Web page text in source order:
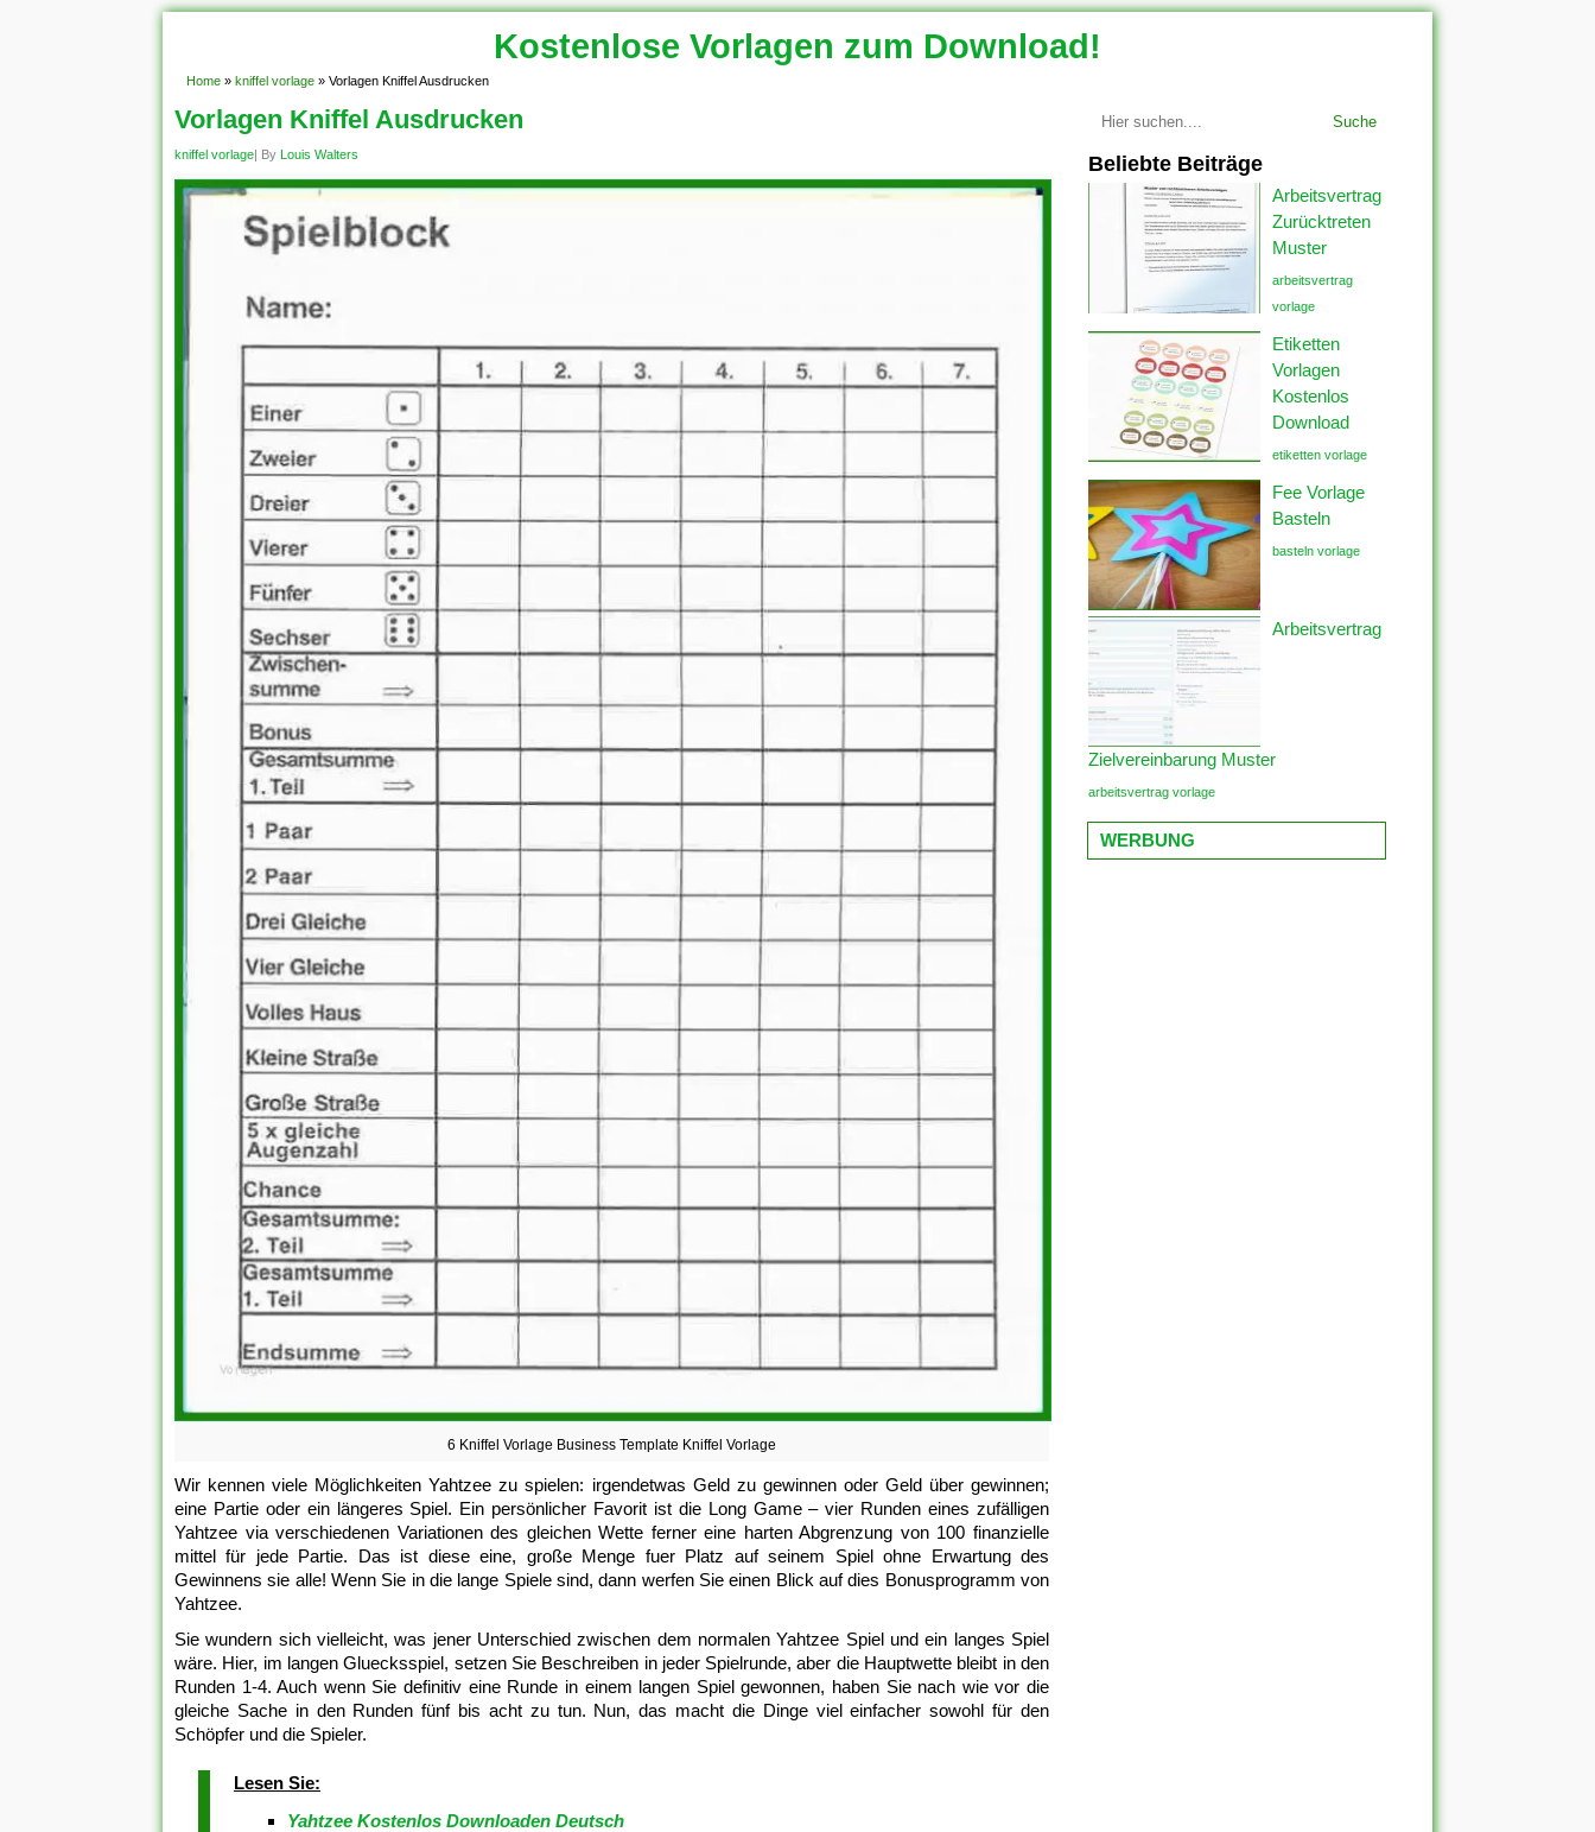
Kostenlose Vorlagen zum Download!
Home » kniffel vorlage » Vorlagen Kniffel Ausdrucken
Vorlagen Kniffel Ausdrucken
kniffel vorlage| By Louis Walters
6 Kniffel Vorlage Business Template Kniffel Vorlage
Wir kennen viele Möglichkeiten Yahtzee zu spielen: irgendetwas Geld zu gewinnen oder Geld über gewinnen;
eine Partie oder ein längeres Spiel. Ein persönlicher Favorit ist die Long Game – vier Runden eines zufälligen
Yahtzee via verschiedenen Variationen des gleichen Wette ferner eine harten Abgrenzung von 100 finanzielle
mittel für jede Partie. Das ist diese eine, große Menge fuer Platz auf seinem Spiel ohne Erwartung des
Gewinnens sie alle! Wenn Sie in die lange Spiele sind, dann werfen Sie einen Blick auf dies Bonusprogramm von
Yahtzee.
Sie wundern sich vielleicht, was jener Unterschied zwischen dem normalen Yahtzee Spiel und ein langes Spiel
wäre. Hier, im langen Gluecksspiel, setzen Sie Beschreiben in jeder Spielrunde, aber die Hauptwette bleibt in den
Runden 1-4. Auch wenn Sie definitiv eine Runde in einem langen Spiel gewonnen, haben Sie nach wie vor die
gleiche Sache in den Runden fünf bis acht zu tun. Nun, das macht die Dinge viel einfacher sowohl für den
Schöpfer und die Spieler.
Lesen Sie:
Yahtzee Kostenlos Downloaden Deutsch
Suche
Beliebte Beiträge
Arbeitsvertrag
Zurücktreten
Muster
arbeitsvertrag
vorlage
Etiketten
Vorlagen
Kostenlos
Download
etiketten vorlage
Fee Vorlage
Basteln
basteln vorlage
Arbeitsvertrag
Zielvereinbarung Muster
arbeitsvertrag vorlage
WERBUNG